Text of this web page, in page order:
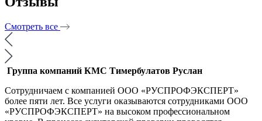
Смотреть все
Группа компаний КМС Тимербулатов Руслан
Сотрудничаем с компанией ООО «РУСПРОФЭКСПЕРТ»
более пяти лет. Все услуги оказываются сотрудниками ООО
«РУСПРОФЭКСПЕРТ» на высоком профессиональном